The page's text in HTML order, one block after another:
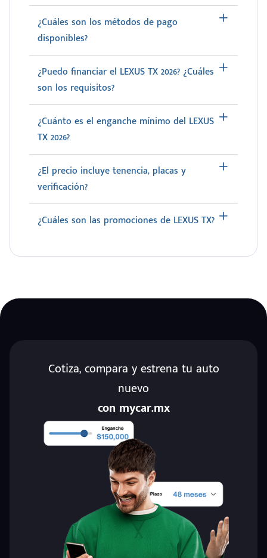
¿Cuáles son los métodos de pago
disponibles?
¿Puedo financiar el LEXUS TX 2026? ¿Cuáles
son los requisitos?
¿Cuánto es el enganche mínimo del LEXUS
TX 2026?
¿El precio incluye tenencia, placas y
verificación?
¿Cuáles son las promociones de LEXUS TX?
Cotiza, compara y estrena tu auto
nuevo
con mycar.mx